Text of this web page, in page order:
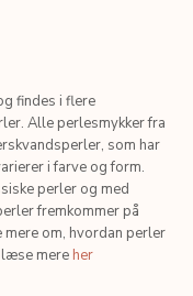
findes i flere
Alle perlesmykker fra
som har
i farve og form.
perler og med
fremkommer på
om, hvordan perler
læse mere her